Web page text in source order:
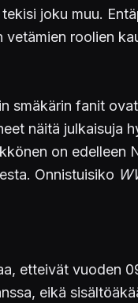
joku muu.
vetämien roolien
smäkärin fanit
näitä julkaisuja
on edelleen
Onnistuisiko
etteivät vuoden
eikä